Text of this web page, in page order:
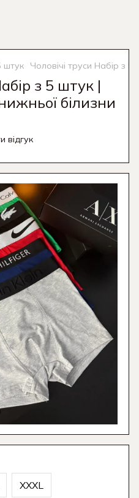
штук Чоловічі труси Набір з 5
з 5 штук |
білизни
відгук
XXXL